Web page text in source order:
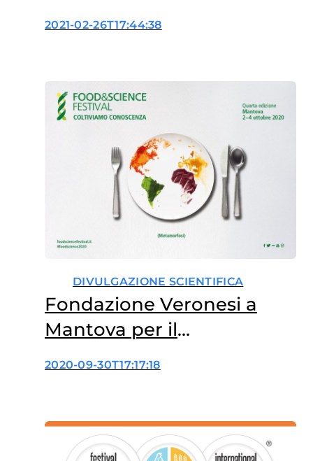
divulgazione scientifica
2021-02-26T17:44:38
DIVULGAZIONE SCIENTIFICA
Fondazione Veronesi a
Mantova per il
Food&Science Festival
2020-09-30T17:17:18